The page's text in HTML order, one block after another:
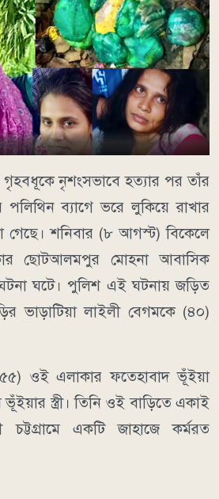
গৃহবধূকে নৃশংসভাবে হত্যার পর তাঁর
ব্যাগে ভরে লুকিয়ে রাখার
গেছে। শনিবার (৮ আগস্ট) বিকেলে
ছোটআলমপুর মোহনা আবাসিক
ঘটে। পুলিশ এই ঘটনায় জড়িত
ভাড়াটিয়া লাইলী বেগমকে (৪০)
ওই এলাকার ফতেহাবাদ ভূঁইয়া
স্ত্রী। তিনি ওই বাড়িতে একাই
চট্টগ্রামে একটি জাহাজে কর্মরত